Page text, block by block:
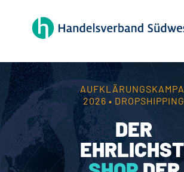
Themen
Mitgliedschaft
Partner
News
2026 • DROPSHIPPING
DER